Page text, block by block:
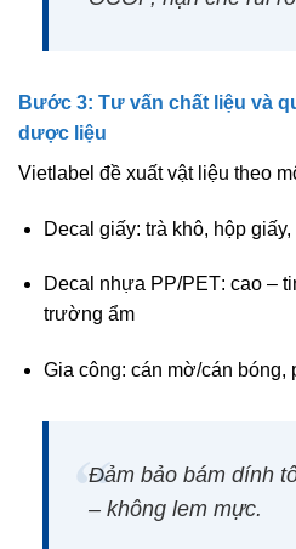
Bước 3: Tư vấn chất liệu và
dược liệu
Vietlabel đề xuất vật liệu theo
Decal giấy: trà khô, hộp
Decal nhựa PP/PET: cao –
trường ẩm
Gia công: cán mờ/cán bóng,
Đảm bảo bám dính
– không lem mực.